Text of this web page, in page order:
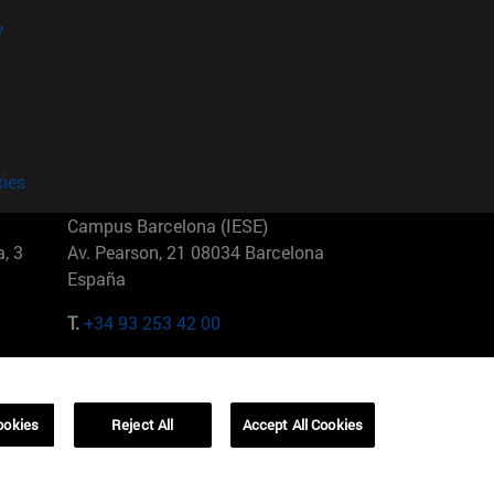
3
Campus Barcelona (IESE)
Av. Pearson, 21 08034 Barcelona
España
T.+34 93 253 42 00
01321001 Bela Vista Brasil
Reject All Accept All Cookies